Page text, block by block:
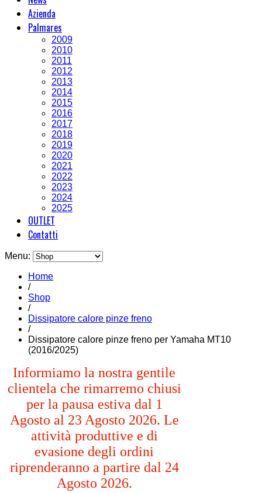
Azienda
Palmares
2009
2010
2011
2012
2013
2014
2015
2016
2017
2018
2019
2020
2021
2022
2023
2024
2025
OUTLET
Contatti
Menu:
Home
/
Shop
/
Dissipatore calore pinze freno
/
Dissipatore calore pinze freno per Yamaha MT10
(2016/2025)
Informiamo la nostra gentile
clientela che rimarremo chiusi
per la pausa estiva dal 1
Agosto al 23 Agosto 2026. Le
attività produttive e di
evasione degli ordini
riprenderanno a partire dal 24
Agosto 2026.